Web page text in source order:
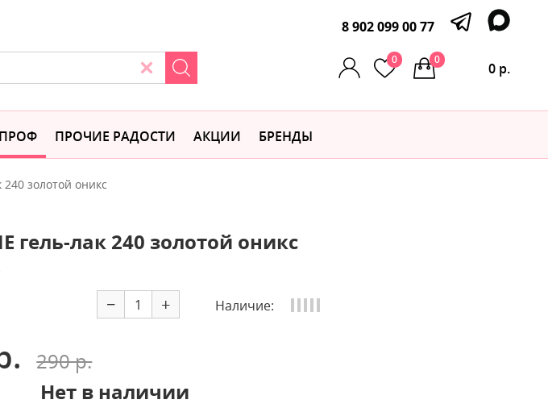
8 902 099 00 77
0
0 р.
0
ПРОФ ПРОЧИЕ РАДОСТИ АКЦИИ БРЕНДЫ
240 золотой оникс
гель-лак 240 золотой оникс
− + Наличие:
290 р.
Нет в наличии